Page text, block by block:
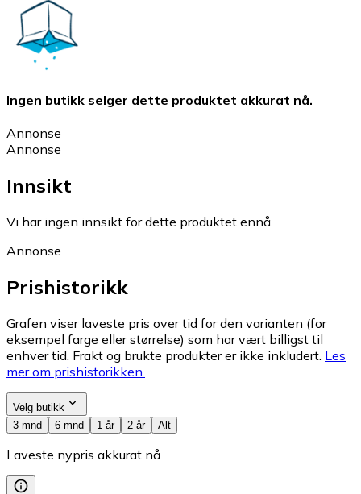
Ingen butikk selger dette produktet akkurat nå.
Annonse
Annonse
Innsikt
Vi har ingen innsikt for dette produktet ennå.
Annonse
Prishistorikk
Grafen viser laveste pris over tid for den varianten (for
eksempel farge eller størrelse) som har vært billigst til
enhver tid. Frakt og brukte produkter er ikke inkludert. Les
mer om prishistorikken.
Velg butikk
3 mnd
6 mnd 1 år 2 år Alt
Laveste nypris akkurat nå